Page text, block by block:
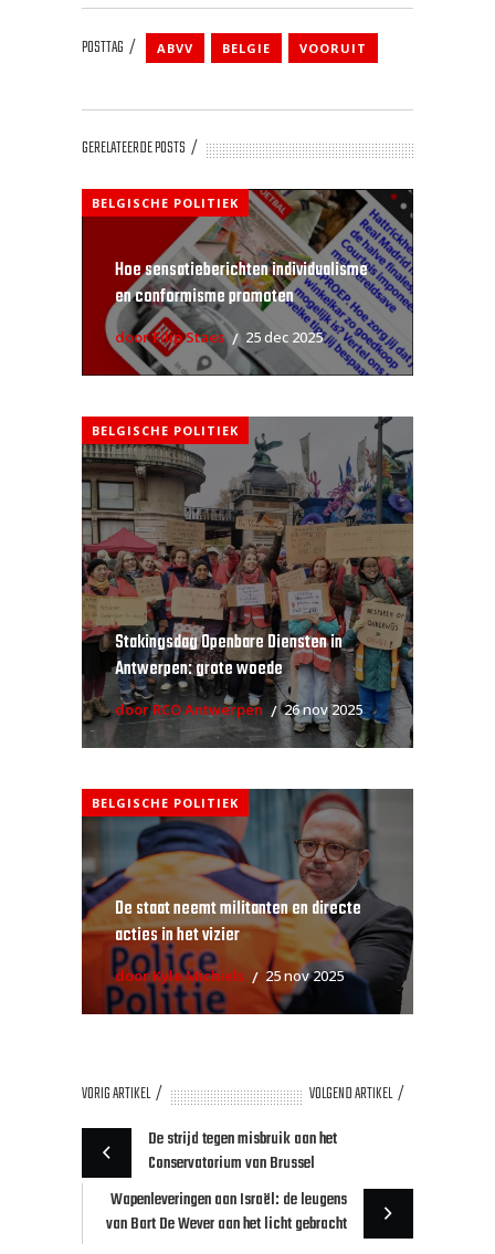
POSTTAG ABVV BELGIE VOORUIT
GERELATEERDE POSTS
BELGISCHE POLITIEK
Hoe sensatieberichten individualisme
en conformisme promoten
door Filip Staes 25 dec 2025
BELGISCHE POLITIEK
Stakingsdag Openbare Diensten in
Antwerpen: grote woede
door RCO Antwerpen 26 nov 2025
BELGISCHE POLITIEK
De staat neemt militanten en directe
acties in het vizier
door Kyle Michiels 25 nov 2025
VORIG ARTIKEL
VOLGEND ARTIKEL
De strijd tegen misbruik aan het
Conservatorium van Brussel
Wapenleveringen aan Israël: de leugens
van Bart De Wever aan het licht gebracht